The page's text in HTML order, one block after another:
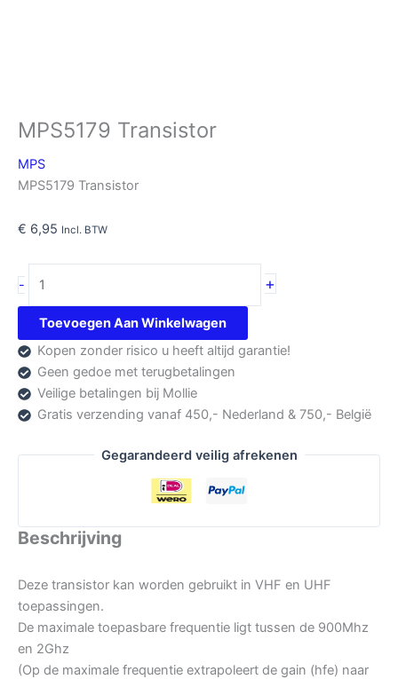
MPS5179 Transistor
MPS
MPS5179 Transistor
€ 6,95 Incl. BTW
-
Transistor
aantal
+
Toevoegen Aan Winkelwagen
Kopen zonder risico u heeft altijd garantie!
Geen gedoe met terugbetalingen
Veilige betalingen bij Mollie
Gratis verzending vanaf 450,- Nederland & 750,- België
Gegarandeerd veilig afrekenen
Beschrijving
Deze transistor kan worden gebruikt in VHF en UHF
toepassingen.
De maximale toepasbare frequentie ligt tussen de 900Mhz
en 2Ghz
(Op de maximale frequentie extrapoleert de gain (hfe) naar